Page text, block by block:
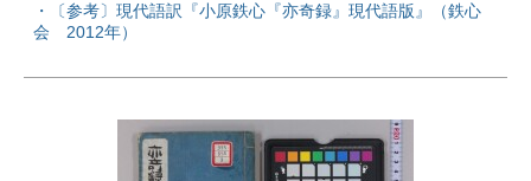
・〔参考〕現代語訳『小原鉄心『亦奇録』現代語版』（鉄心
会 2012年）